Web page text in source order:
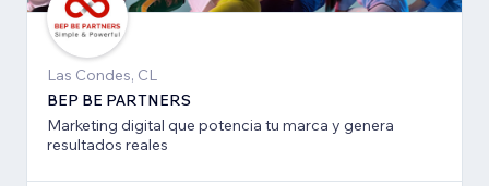
Las Condes, CL
BEP BE PARTNERS
Marketing digital que potencia tu marca y genera
resultados reales